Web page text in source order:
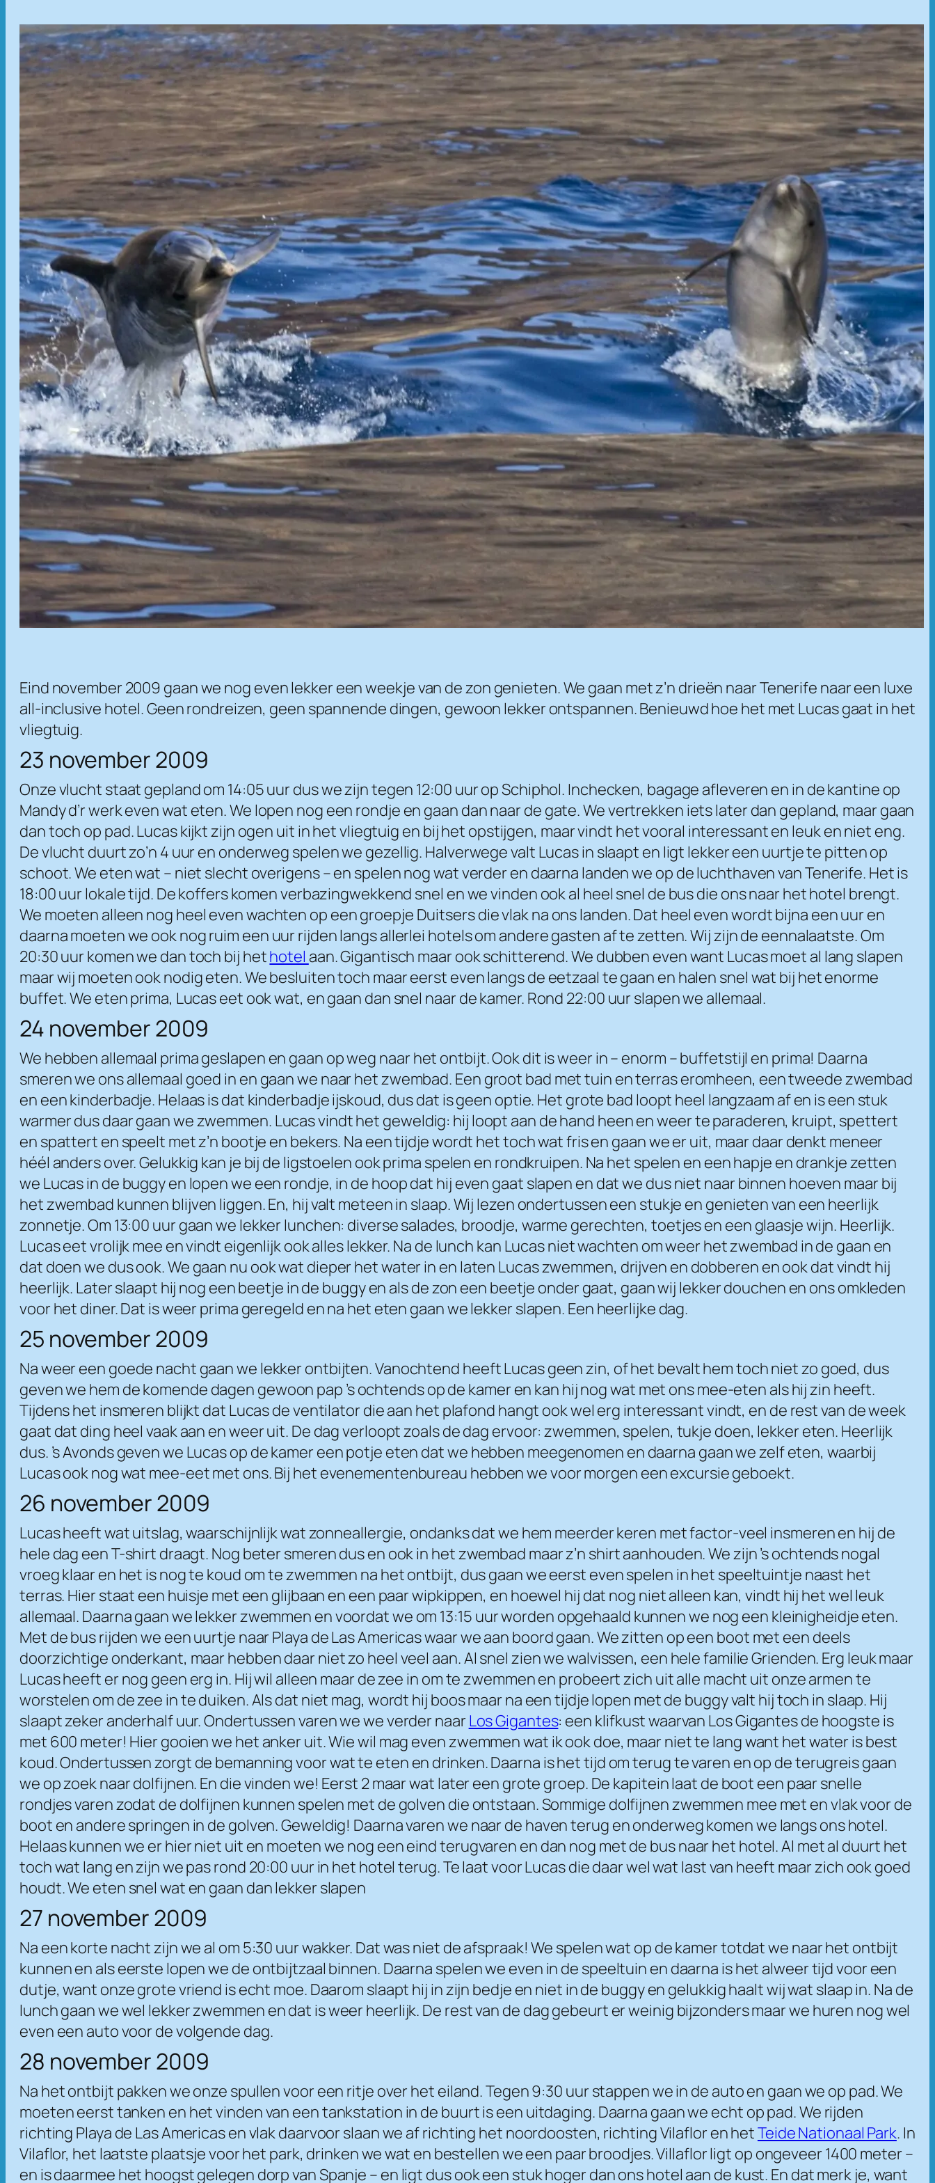
Eind november 2009 gaan we nog even lekker een weekje van de zon genieten. We gaan met z’n drieën naar Tenerife naar een luxe
all-inclusive hotel. Geen rondreizen, geen spannende dingen, gewoon lekker ontspannen. Benieuwd hoe het met Lucas gaat in het
vliegtuig.
23 november 2009
Onze vlucht staat gepland om 14:05 uur dus we zijn tegen 12:00 uur op Schiphol. Inchecken, bagage afleveren en in de kantine op
Mandy d’r werk even wat eten. We lopen nog een rondje en gaan dan naar de gate. We vertrekken iets later dan gepland, maar gaan
dan toch op pad. Lucas kijkt zijn ogen uit in het vliegtuig en bij het opstijgen, maar vindt het vooral interessant en leuk en niet eng.
De vlucht duurt zo’n 4 uur en onderweg spelen we gezellig. Halverwege valt Lucas in slaapt en ligt lekker een uurtje te pitten op
schoot. We eten wat – niet slecht overigens – en spelen nog wat verder en daarna landen we op de luchthaven van Tenerife. Het is
18:00 uur lokale tijd. De koffers komen verbazingwekkend snel en we vinden ook al heel snel de bus die ons naar het hotel brengt.
We moeten alleen nog heel even wachten op een groepje Duitsers die vlak na ons landen. Dat heel even wordt bijna een uur en
daarna moeten we ook nog ruim een uur rijden langs allerlei hotels om andere gasten af te zetten. Wij zijn de eennalaatste. Om
20:30 uur komen we dan toch bij hethotel aan. Gigantisch maar ook schitterend. We dubben even want Lucas moet al lang slapen
maar wij moeten ook nodig eten. We besluiten toch maar eerst even langs de eetzaal te gaan en halen snel wat bij het enorme
buffet. We eten prima, Lucas eet ook wat, en gaan dan snel naar de kamer. Rond 22:00 uur slapen we allemaal.
24 november 2009
We hebben allemaal prima geslapen en gaan op weg naar het ontbijt. Ook dit is weer in – enorm – buffetstijl en prima! Daarna
smeren we ons allemaal goed in en gaan we naar het zwembad. Een groot bad met tuin en terras eromheen, een tweede zwembad
en een kinderbadje. Helaas is dat kinderbadje ijskoud, dus dat is geen optie. Het grote bad loopt heel langzaam af en is een stuk
warmer dus daar gaan we zwemmen. Lucas vindt het geweldig: hij loopt aan de hand heen en weer te paraderen, kruipt, spettert
en spattert en speelt met z’n bootje en bekers. Na een tijdje wordt het toch wat fris en gaan we er uit, maar daar denkt meneer
héél anders over. Gelukkig kan je bij de ligstoelen ook prima spelen en rondkruipen. Na het spelen en een hapje en drankje zetten
we Lucas in de buggy en lopen we een rondje, in de hoop dat hij even gaat slapen en dat we dus niet naar binnen hoeven maar bij
het zwembad kunnen blijven liggen. En, hij valt meteen in slaap. Wij lezen ondertussen een stukje en genieten van een heerlijk
zonnetje. Om 13:00 uur gaan we lekker lunchen: diverse salades, broodje, warme gerechten, toetjes en een glaasje wijn. Heerlijk.
Lucas eet vrolijk mee en vindt eigenlijk ook alles lekker. Na de lunch kan Lucas niet wachten om weer het zwembad in de gaan en
dat doen we dus ook. We gaan nu ook wat dieper het water in en laten Lucas zwemmen, drijven en dobberen en ook dat vindt hij
heerlijk. Later slaapt hij nog een beetje in de buggy en als de zon een beetje onder gaat, gaan wij lekker douchen en ons omkleden
voor het diner. Dat is weer prima geregeld en na het eten gaan we lekker slapen. Een heerlijke dag.
25 november 2009
Na weer een goede nacht gaan we lekker ontbijten. Vanochtend heeft Lucas geen zin, of het bevalt hem toch niet zo goed, dus
geven we hem de komende dagen gewoon pap ’s ochtends op de kamer en kan hij nog wat met ons mee-eten als hij zin heeft.
Tijdens het insmeren blijkt dat Lucas de ventilator die aan het plafond hangt ook wel erg interessant vindt, en de rest van de week
gaat dat ding heel vaak aan en weer uit. De dag verloopt zoals de dag ervoor: zwemmen, spelen, tukje doen, lekker eten. Heerlijk
dus. ’s Avonds geven we Lucas op de kamer een potje eten dat we hebben meegenomen en daarna gaan we zelf eten, waarbij
Lucas ook nog wat mee-eet met ons. Bij het evenementenbureau hebben we voor morgen een excursie geboekt.
26 november 2009
Lucas heeft wat uitslag, waarschijnlijk wat zonneallergie, ondanks dat we hem meerder keren met factor-veel insmeren en hij de
hele dag een T-shirt draagt. Nog beter smeren dus en ook in het zwembad maar z’n shirt aanhouden. We zijn ’s ochtends nogal
vroeg klaar en het is nog te koud om te zwemmen na het ontbijt, dus gaan we eerst even spelen in het speeltuintje naast het
terras. Hier staat een huisje met een glijbaan en een paar wipkippen, en hoewel hij dat nog niet alleen kan, vindt hij het wel leuk
allemaal. Daarna gaan we lekker zwemmen en voordat we om 13:15 uur worden opgehaald kunnen we nog een kleinigheidje eten.
Met de bus rijden we een uurtje naar Playa de Las Americas waar we aan boord gaan. We zitten op een boot met een deels
doorzichtige onderkant, maar hebben daar niet zo heel veel aan. Al snel zien we walvissen, een hele familie Grienden. Erg leuk maar
Lucas heeft er nog geen erg in. Hij wil alleen maar de zee in om te zwemmen en probeert zich uit alle macht uit onze armen te
worstelen om de zee in te duiken. Als dat niet mag, wordt hij boos maar na een tijdje lopen met de buggy valt hij toch in slaap. Hij
slaapt zeker anderhalf uur. Ondertussen varen we we verder naar Los Gigantes: een klifkust waarvan Los Gigantes de hoogste is
met 600 meter! Hier gooien we het anker uit. Wie wil mag even zwemmen wat ik ook doe, maar niet te lang want het water is best
koud. Ondertussen zorgt de bemanning voor wat te eten en drinken. Daarna is het tijd om terug te varen en op de terugreis gaan
we op zoek naar dolfijnen. En die vinden we! Eerst 2 maar wat later een grote groep. De kapitein laat de boot een paar snelle
rondjes varen zodat de dolfijnen kunnen spelen met de golven die ontstaan. Sommige dolfijnen zwemmen mee met en vlak voor de
boot en andere springen in de golven. Geweldig! Daarna varen we naar de haven terug en onderweg komen we langs ons hotel.
Helaas kunnen we er hier niet uit en moeten we nog een eind terugvaren en dan nog met de bus naar het hotel. Al met al duurt het
toch wat lang en zijn we pas rond 20:00 uur in het hotel terug. Te laat voor Lucas die daar wel wat last van heeft maar zich ook goed
houdt. We eten snel wat en gaan dan lekker slapen
27 november 2009
Na een korte nacht zijn we al om 5:30 uur wakker. Dat was niet de afspraak! We spelen wat op de kamer totdat we naar het ontbijt
kunnen en als eerste lopen we de ontbijtzaal binnen. Daarna spelen we even in de speeltuin en daarna is het alweer tijd voor een
dutje, want onze grote vriend is echt moe. Daarom slaapt hij in zijn bedje en niet in de buggy en gelukkig haalt wij wat slaap in. Na de
lunch gaan we wel lekker zwemmen en dat is weer heerlijk. De rest van de dag gebeurt er weinig bijzonders maar we huren nog wel
even een auto voor de volgende dag.
28 november 2009
Na het ontbijt pakken we onze spullen voor een ritje over het eiland. Tegen 9:30 uur stappen we in de auto en gaan we op pad. We
moeten eerst tanken en het vinden van een tankstation in de buurt is een uitdaging. Daarna gaan we echt op pad. We rijden
richting Playa de Las Americas en vlak daarvoor slaan we af richting het noordoosten, richting Vilaflor en hetTeide Nationaal Park. In
Vilaflor, het laatste plaatsje voor het park, drinken we wat en bestellen we een paar broodjes. Villaflor ligt op ongeveer 1400 meter –
en is daarmee het hoogst gelegen dorp van Spanje – en ligt dus ook een stuk hoger dan ons hotel aan de kust. En dat merk je, want